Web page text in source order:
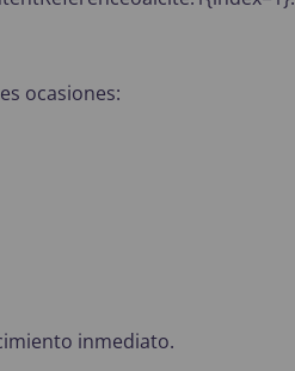
ocasiones:
inmediato.